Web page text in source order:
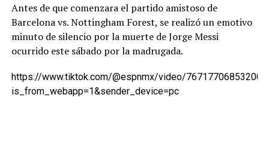
Antes de que comenzara el partido amistoso de
Barcelona vs. Nottingham Forest, se realizó un emotivo
minuto de silencio por la muerte de Jorge Messi
ocurrido este sábado por la madrugada.
https://www.tiktok.com/@espnmx/video/
is_from_webapp=1&sender_device=pc